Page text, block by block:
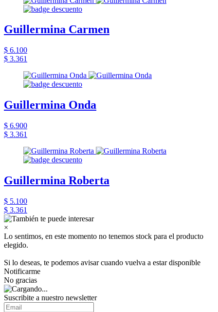
Guillermina Carmen
$ 6.100
$ 3.361
Guillermina Onda
$ 6.900
$ 3.361
Guillermina Roberta
$ 5.100
$ 3.361
×
Lo sentimos, en este momento no tenemos stock para el producto
elegido.
Si lo deseas, te podemos avisar cuando vuelva a estar disponible
Notificarme
No gracias
Suscribite a nuestro newsletter